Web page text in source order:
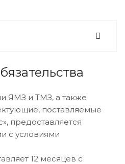
ЯМЗ и ТМЗ, а также
поставляемые
предоставляется
с условиями
12 месяцев с